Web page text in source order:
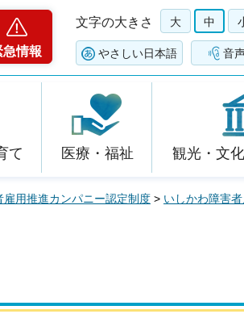
急情報
文字の大きさ 大 中
やさしい日本語 音
て 医療・福祉 観光・文
雇用推進カンパニー認定制度 > いしかわ障害